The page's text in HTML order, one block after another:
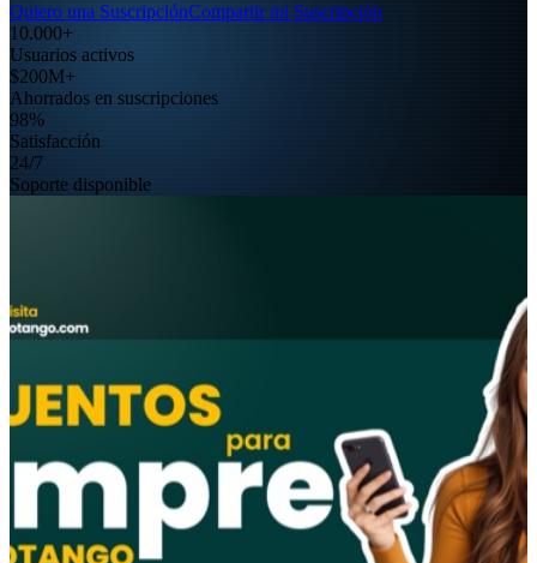
Quiero una SuscripciónCompartir mi Suscripción
10.000+
Usuarios activos
$200M+
Ahorrados en suscripciones
98%
Satisfacción
24/7
Soporte disponible